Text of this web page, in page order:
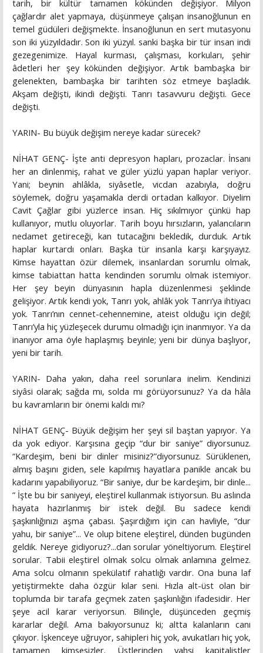
tarih, bir kültür tamamen kökünden değişiyor. Milyon
çağlardır alet yapmaya, düşünmeye çalışan insanoğlunun en
temel güdüleri değişmekte. İnsanoğlunun en sert mutasyonu
son iki yüzyıldadır. Son iki yüzyıl. sanki başka bir tür insan indi
gezegenimize. Hayal kurması, çalışması, korkuları, şehir
âdetleri her şey kökünden değişiyor. Artık bambaşka bir
gelenekten, bambaşka bir tarihten söz etmeye başladık.
Akşam değişti, ikindi değişti. Tanrı tasavvuru değişti. Gece
değişti.
YARIN- Bu büyük değişim nereye kadar sürecek?
NİHAT GENÇ- İşte anti depresyon hapları, prozaclar. İnsanı
her an dinlenmiş, rahat ve güler yüzlü yapan haplar veriyor.
Yani; beynin ahlâkla, siyâsetle, vicdan azabıyla, doğru
söylemek, doğru yaşamakla derdi ortadan kalkıyor. Diyelim
Cavit Çağlar gibi yüzlerce insan. Hiç sıkılmıyor çünkü hap
kullanıyor, mutlu oluyorlar. Tarih boyu hırsızların, yalancıların
nedamet getireceği, kan tutacağını bekledik, durduk. Artık
haplar kurtardı onları. Başka tür insanla karşı karşıyayız.
Kimse hayattan özür dilemek, insanlardan sorumlu olmak,
kimse tabiattan hatta kendinden sorumlu olmak istemiyor.
Her şey beyin dünyasının hapla düzenlenmesi şeklinde
gelişiyor. Artık kendi yok, Tanrı yok, ahlâk yok Tanrı’ya ihtiyacı
yok. Tanrı’nın cennet-cehennemine, ateist olduğu için değil;
Tanrı’yla hiç yüzleşecek durumu olmadığı için inanmıyor. Ya da
inanıyor ama öyle haplaşmış beyinle; yeni bir dünya başlıyor,
yeni bir tarih.
YARIN- Daha yakın, daha reel sorunlara inelim. Kendinizi
siyâsi olarak; sağda mı, solda mı görüyorsunuz? Ya da hâla
bu kavramların bir önemi kaldı mı?
NİHAT GENÇ- Büyük değişim her şeyi sil baştan yapıyor. Ya
da yok ediyor. Karşısına geçip “dur bir saniye” diyorsunuz.
“Kardeşim, beni bir dinler misiniz?”diyorsunuz. Sürüklenen,
almış başını giden, sele kapılmış hayatlara panikle ancak bu
kadarını yapabiliyoruz. “Bir saniye, dur be kardeşim, bir dinle...
” İşte bu bir saniyeyi, eleştirel kullanmak istiyorsun. Bu aslında
hayata hazırlanmış bir istek değil. Bu sadece kendi
şaşkınlığınızı aşma çabası. Şaşırdığım için can havliyle, “dur
yahu, bir saniye”... Ve olup bitene eleştirel, dünden bugünden
geldik. Nereye gidiyoruz?...dan sorular yöneltiyorum. Eleştirel
sorular. Tabii eleştirel olmak solcu olmak anlamına gelmez.
Ama solcu olmanın spekülatif rahatlığı vardır. Ona buna laf
yetiştirmekte daha özgür kılar seni. Hızla alt-üst olan bir
toplumda bir tarafa geçmek zaten şaşkınlığın ifadesidir. Her
şeye acil karar veriyorsun. Bilinçle, düşünceden geçmiş
kararlar değil. Ama bakıyorsunuz ki; altta kalanların canı
çıkıyor. İşkenceye uğruyor, sahipleri hiç yok, avukatları hiç yok,
tamamen kimsesizler. Üstlerinden vahşi kapitalistler